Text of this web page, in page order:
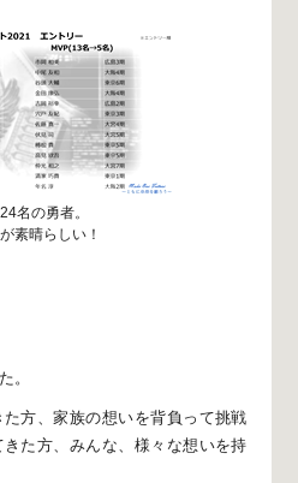
名の勇者。
素晴らしい！
。
た方、家族の想いを背負って挑戦
た方、 みんな、様々な想いを持